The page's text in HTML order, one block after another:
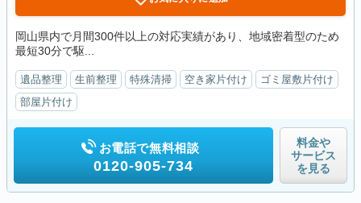
岡山県内で月間300件以上の対応実績があり、地域密着型のため
最短30分で駆...
遺品整理 生前整理 特殊清掃 空き家片付け
ゴミ屋敷片付け
部屋片付け
お電話で無料相談
0120-905-734
料金や
サービス
を見る